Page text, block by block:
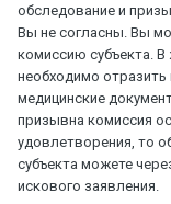
обследование и
Вы не согласны. Вы
комиссию субъекта.
необходимо отразить
медицинские
призывна комиссия
удовлетворения, то
субъекта можете
искового заявления.